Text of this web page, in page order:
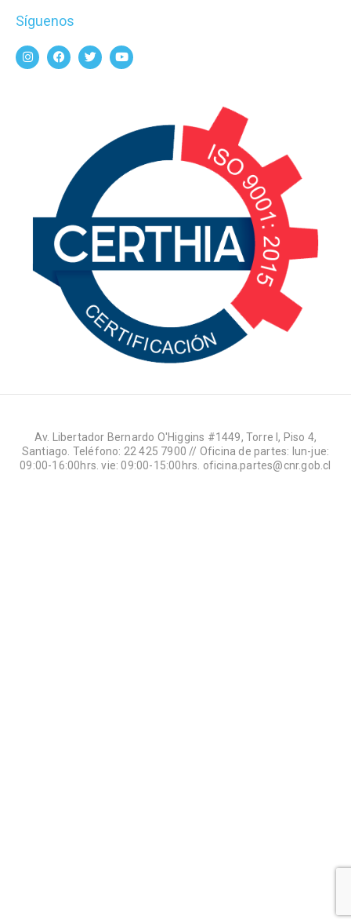
Síguenos
Av. Libertador Bernardo O'Higgins #1449, Torre I, Piso 4,
Santiago. Teléfono: 22 425 7900 // Oficina de partes: lun-jue:
09:00-16:00hrs. vie: 09:00-15:00hrs. oficina.partes@cnr.gob.cl